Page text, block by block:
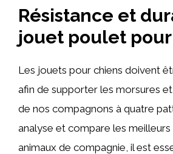
Résistance et
jouet poulet
Les jouets pour chiens doivent
afin de supporter les morsures
de nos compagnons à quatre
analyse et compare les
animaux de compagnie, il est